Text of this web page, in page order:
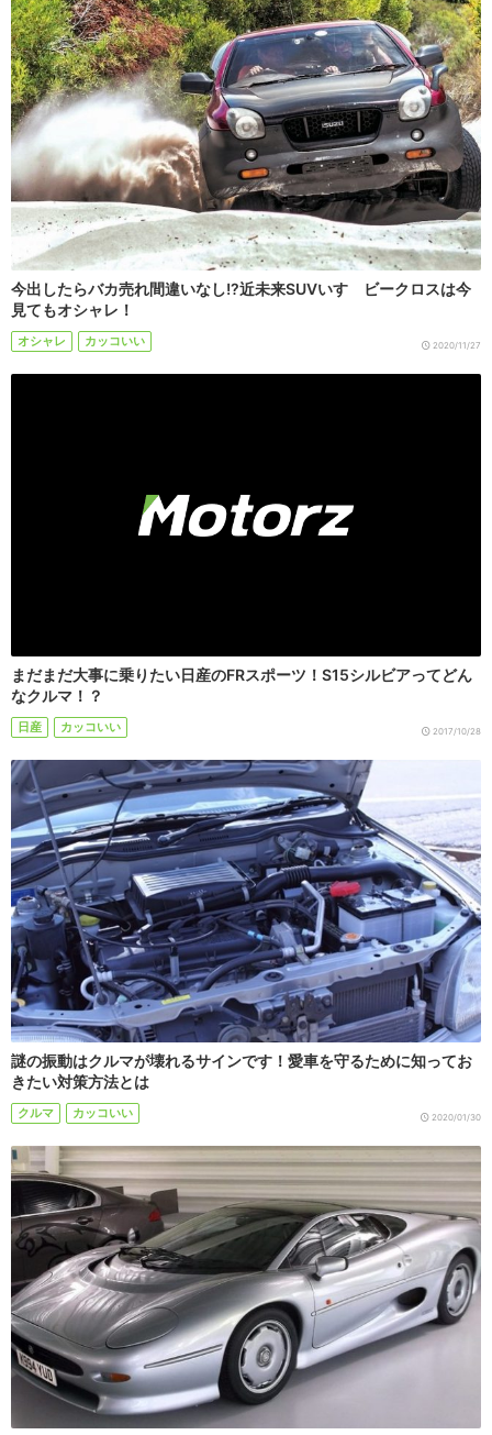
今出したらバカ売れ間違いなし!?近未来SUVいすゞビークロスは今
見てもオシャレ！
オシャレ カッコいい 2020/11/27
まだまだ大事に乗りたい日産のFRスポーツ！S15シルビアってどん
なクルマ！？
日産 カッコいい 2017/10/28
謎の振動はクルマが壊れるサインです！愛車を守るために知ってお
きたい対策方法とは
クルマ カッコいい 2020/01/30